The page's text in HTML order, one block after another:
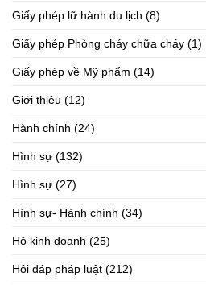
Giấy phép lữ hành du lịch (8)
Giấy phép Phòng cháy chữa cháy (1)
Giấy phép về Mỹ phẩm (14)
Giới thiệu (12)
Hành chính (24)
Hình sự (132)
Hình sự (27)
Hình sự- Hành chính (34)
Hộ kinh doanh (25)
Hỏi đáp pháp luật (212)